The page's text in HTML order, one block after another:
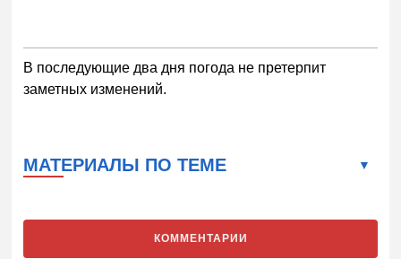
В последующие два дня погода не претерпит
заметных изменений.
МАТЕРИАЛЫ ПО ТЕМЕ
КОММЕНТАРИИ